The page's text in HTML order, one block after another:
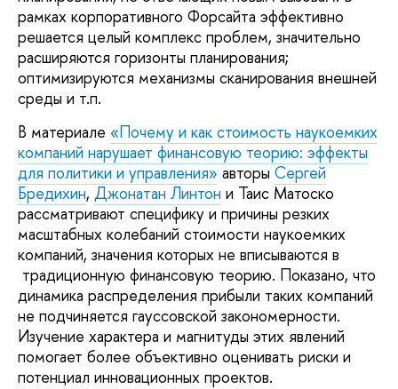
рамках корпоративного Форсайта эффективно
решается целый комплекс проблем, значительно
расширяются горизонты планирования;
оптимизируются механизмы сканирования внешней
среды и т.п.
В материале «Почему и как стоимость наукоемких
компаний нарушает финансовую теорию: эффекты
для политики и управления» авторы Сергей
Бредихин, Джонатан Линтон и Таис Матоско
рассматривают специфику и причины резких
масштабных колебаний стоимости наукоемких
компаний, значения которых не вписываются в
традиционную финансовую теорию. Показано, что
динамика распределения прибыли таких компаний
не подчиняется гауссовской закономерности.
Изучение характера и магнитуды этих явлений
помогает более объективно оценивать риски и
потенциал инновационных проектов.